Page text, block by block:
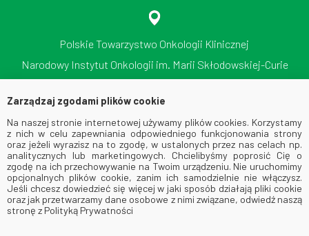
Polskie Towarzystwo Onkologii Klinicznej
Narodowy Instytut Onkologii im. Marii Skłodowskiej-Curie
ul. Roentgena 5, 02-781 Warszawa
tel./faks: 512 606 724
Zarządzaj zgodami plików cookie
Na naszej stronie internetowej używamy plików cookies. Korzystamy
z nich w celu zapewniania odpowiedniego funkcjonowania strony
oraz jeżeli wyrazisz na to zgodę, w ustalonych przez nas celach np.
analitycznych lub marketingowych. Chcielibyśmy poprosić Cię o
zgodę na ich przechowywanie na Twoim urządzeniu. Nie uruchomimy
opcjonalnych plików cookie, zanim ich samodzielnie nie włączysz.
Jeśli chcesz dowiedzieć się więcej w jaki sposób działają pliki cookie
oraz jak przetwarzamy dane osobowe z nimi związane, odwiedź naszą
stronę z Polityką Prywatności